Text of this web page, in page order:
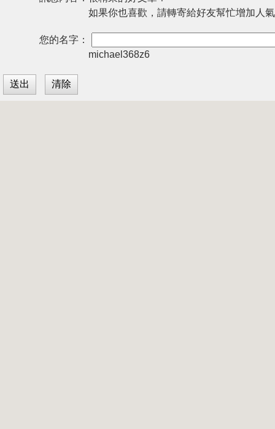
如果你也喜歡，請轉寄給好友幫忙增加人
您的名字：
michael368z6